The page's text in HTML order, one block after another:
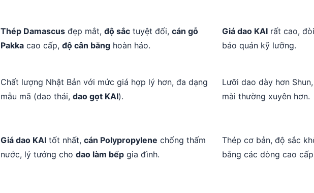
Thép Damascus đẹp mắt, độ sắc tuyệt đối, cán gỗ
Pakka cao cấp, độ cân bằng hoàn hảo.
Giá dao KAI rất cao,
bảo quản kỹ lưỡng.
Chất lượng Nhật Bản với mức giá hợp lý hơn, đa dạng
mẫu mã (dao thái, dao gọt KAI).
Lưỡi dao dày hơn
mài thường xuyên hơn.
Giá dao KAI tốt nhất, cán Polypropylene chống thấm
nước, lý tưởng cho dao làm bếp gia đình.
Thép cơ bản, độ sắc
bằng các dòng cao